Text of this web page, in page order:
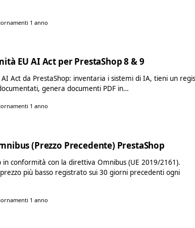
1 anno
EU AI Act per PrestaShop 8 & 9
Act da PrestaShop: inventaria i sistemi di IA, tieni un
genera documenti PDF in…
1 anno
(Prezzo Precedente) PrestaShop
in conformità con la direttiva Omnibus (UE 2019/2161).
più basso registrato sui 30 giorni precedenti ogni
1 anno